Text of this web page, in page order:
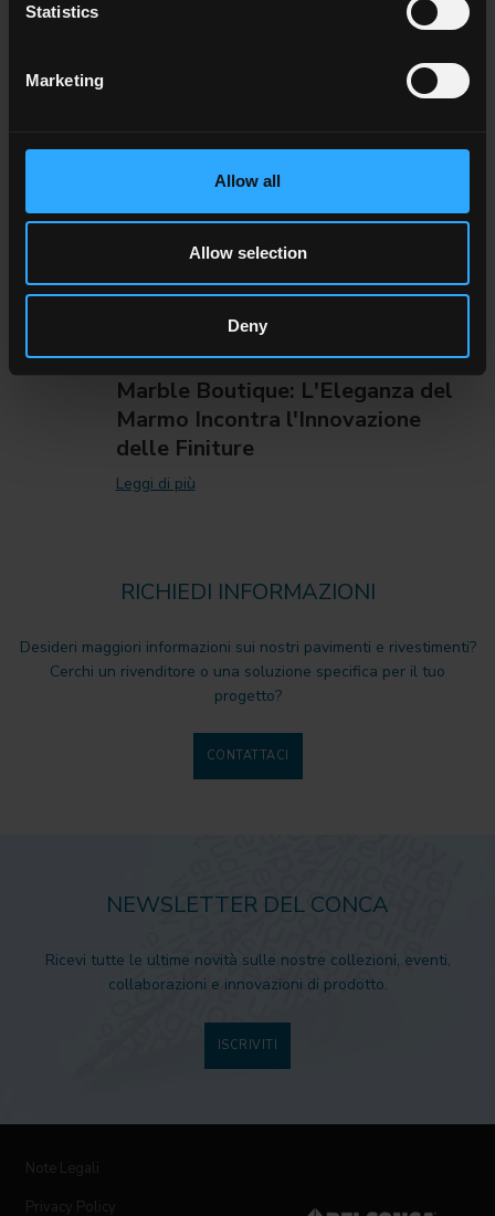
Statistics
Marketing
Allow all
Allow selection
Deny
NEWS / EVENTI
Marble Boutique: L'Eleganza del
Marmo Incontra l'Innovazione
delle Finiture
Leggi di più
RICHIEDI INFORMAZIONI
Desideri maggiori informazioni sui nostri pavimenti e rivestimenti?
Cerchi un rivenditore o una soluzione specifica per il tuo
progetto?
CONTATTACI
NEWSLETTER DEL CONCA
Ricevi tutte le ultime novità sulle nostre collezioni, eventi,
collaborazioni e innovazioni di prodotto.
ISCRIVITI
Note Legali
Privacy Policy